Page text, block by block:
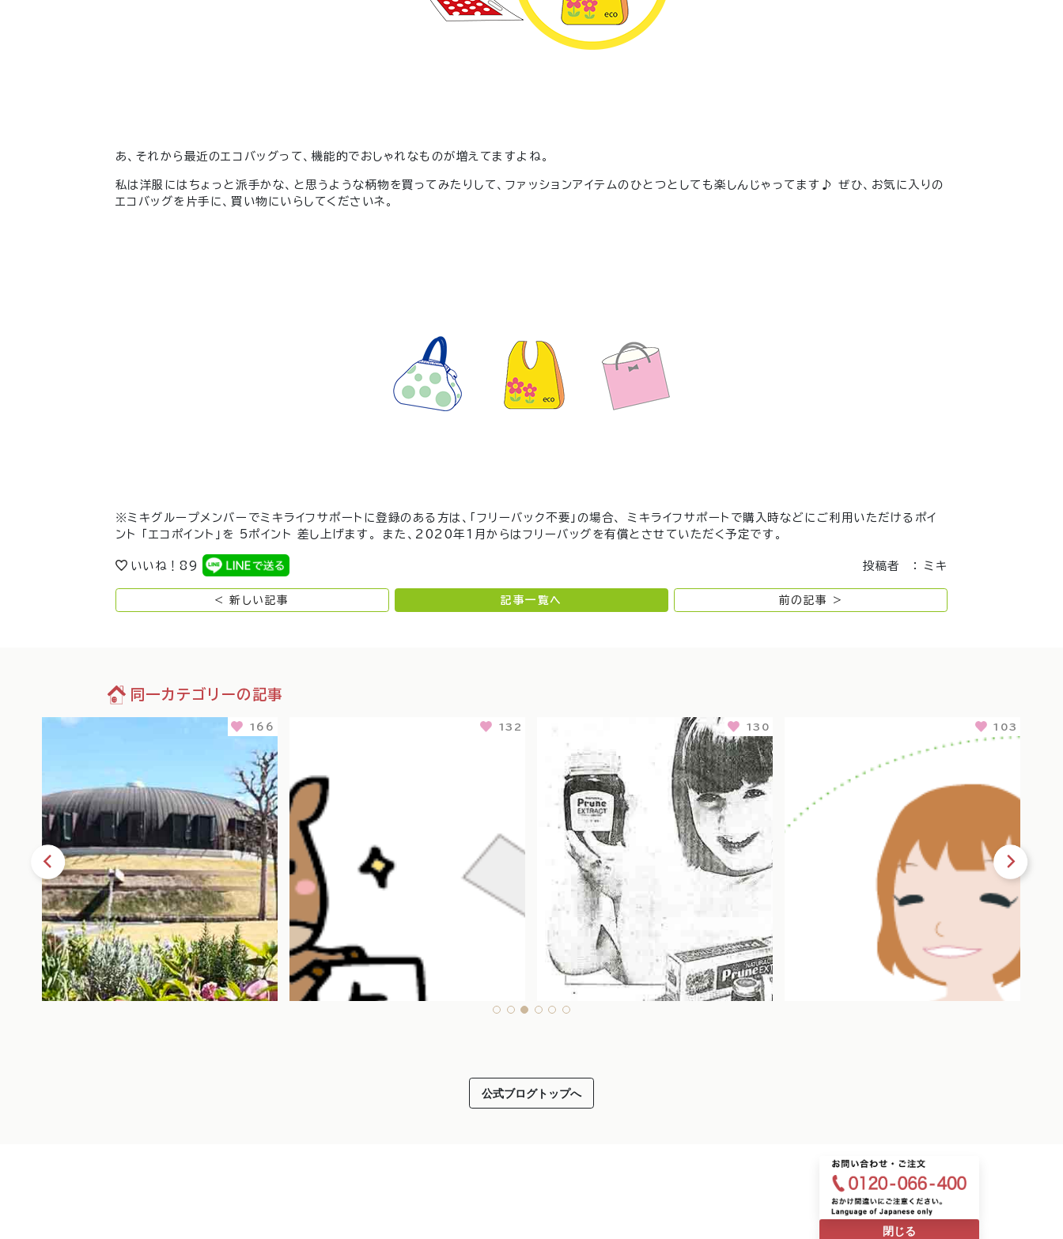
あ、それから最近のエコバッグって、機能的でおしゃれなものが増えてますよね。
私は洋服にはちょっと派手かな、と思うような柄物を買ってみたりして、ファッションアイテムのひとつとしても楽しんじゃってます♪ ぜひ、お気に入りの
エコバッグを片手に、買い物にいらしてくださいネ。
※ミキグループメンバーでミキライフサポートに登録のある方は、「フリーバック不要」の場合、 ミキライフサポートで購入時などにご利用いただけるポイ
ント 「エコポイント」を 5ポイント 差し上げます。 また、2020年1月からはフリーバッグを有償とさせていただく予定です。
投稿者 ： ミキ
いいね！ 89
< 新しい記事 記事一覧へ 前の記事 >
同一カテゴリーの記事
166 132 130 103
公式ブログトップへ
閉じる